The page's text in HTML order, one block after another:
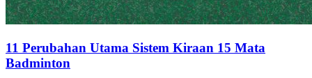
11 Perubahan Utama Sistem Kiraan 15 Mata
Badminton